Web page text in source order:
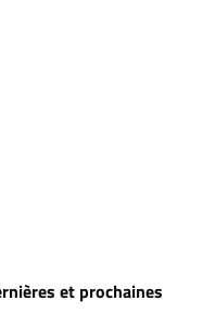
et prochaines